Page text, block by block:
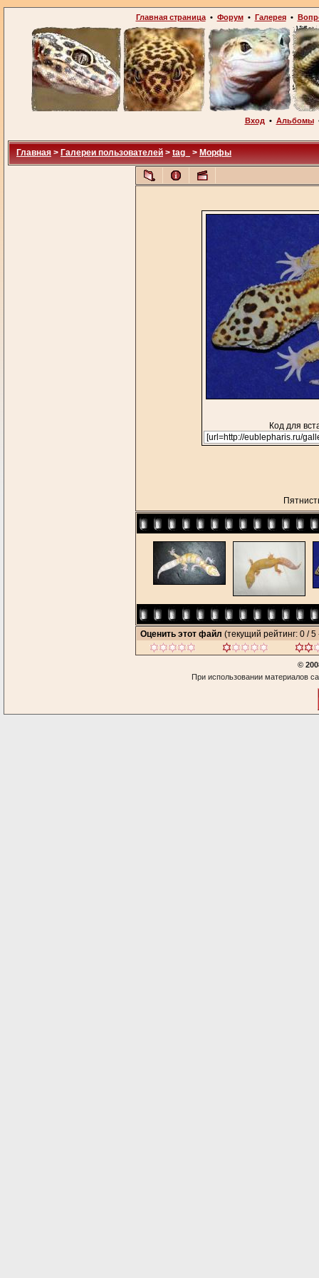
Главная страница• Форум• Галерея•
Вход • Альбомы
Главная > Галереи пользователей > tag_ > Морфы
Код для
Оценить этот файл (текущий рейтинг: 0 / 5
©
При использовании материалов